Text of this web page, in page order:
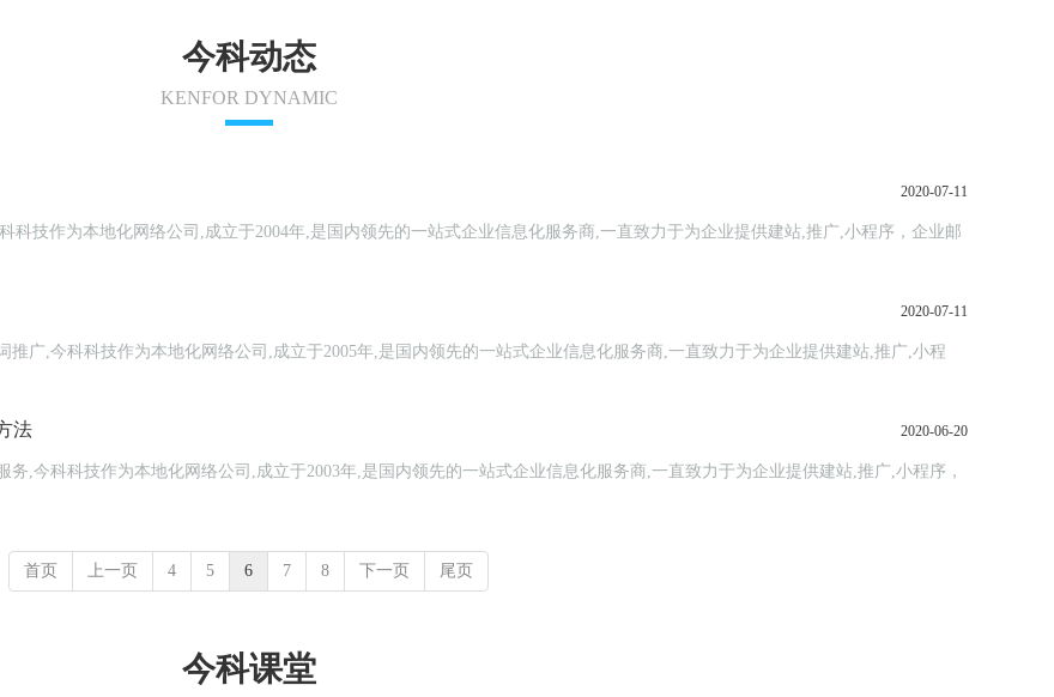
今科动态
KENFOR DYNAMIC
2020-07-11
科技作为本地化网络公司,成立于2004年,是国内领先的一站式企业信息化服务商,一直致力于为企业提供建站,推广,小程序，企业邮
2020-07-11
推广,今科科技作为本地化网络公司,成立于2005年,是国内领先的一站式企业信息化服务商,一直致力于为企业提供建站,推广,小程
法 2020-06-20
,今科科技作为本地化网络公司,成立于2003年,是国内领先的一站式企业信息化服务商,一直致力于为企业提供建站,推广,小程序，
首页 上一页 4 5 6 7 8 下一页 尾页
今科课堂